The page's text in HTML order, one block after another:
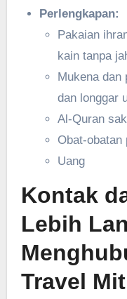
Perlengkapan:
Pakaian
kain tanpa
Mukena dan
dan longgar
Al-Quran
Obat-obatan
Uang
Kontak
Lebih
Travel